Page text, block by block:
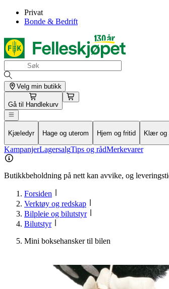
Privat
Bonde & Bedrift
Velg min butikk
Gå til Handlekurv
Kjæledyr Hage og uterom Hjem og fritid Klær og
KampanjerLagersalgTips og rådMerkevarer
Butikkbeholdning på nett kan avvike, og
Forsiden
Verktøy og redskap
Bilpleie og bilutstyr
Bilutstyr
Mini boksehansker til bilen